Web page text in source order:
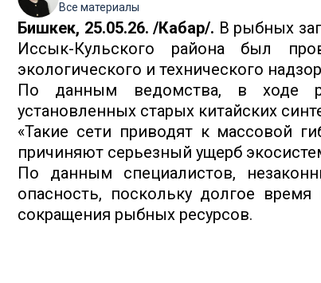
Все материалы
Бишкек, 25.05.26. /Кабар/. В рыбных
Иссык-Кульского района был
экологического и технического
По данным ведомства, в ходе
установленных старых китайских
«Такие сети приводят к массовой
причиняют серьезный ущерб
По данным специалистов,
опасность, поскольку долгое
сокращения рыбных ресурсов.